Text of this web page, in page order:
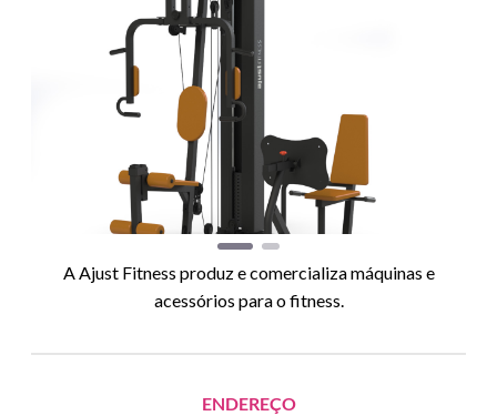
A Ajust Fitness produz e comercializa máquinas e
acessórios para o fitness.
ENDEREÇO